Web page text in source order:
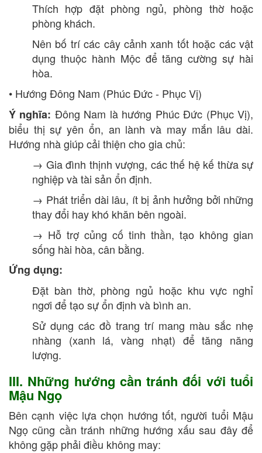
Thích hợp đặt phòng ngủ, phòng thờ hoặc
phòng khách.
Nên bố trí các cây cảnh xanh tốt hoặc các vật
dụng thuộc hành Mộc để tăng cường sự hài
hòa.
• Hướng Đông Nam (Phúc Đức - Phục Vị)
Ý nghĩa: Đông Nam là hướng Phúc Đức (Phục Vị),
biểu thị sự yên ổn, an lành và may mắn lâu dài.
Hướng nhà giúp cải thiện cho gia chủ:
→ Gia đình thịnh vượng, các thế hệ kế thừa sự
nghiệp và tài sản ổn định.
→ Phát triển dài lâu, ít bị ảnh hưởng bởi những
thay đổi hay khó khăn bên ngoài.
→ Hỗ trợ củng cố tinh thần, tạo không gian
sống hài hòa, cân bằng.
Ứng dụng:
Đặt bàn thờ, phòng ngủ hoặc khu vực nghỉ
ngơi để tạo sự ổn định và bình an.
Sử dụng các đồ trang trí mang màu sắc nhẹ
nhàng (xanh lá, vàng nhạt) để tăng năng
lượng.
III. Những hướng cần tránh đối với tuổi
Mậu Ngọ
Bên cạnh việc lựa chọn hướng tốt, người tuổi Mậu
Ngọ cũng cần tránh những hướng xấu sau đây để
không gặp phải điều không may: